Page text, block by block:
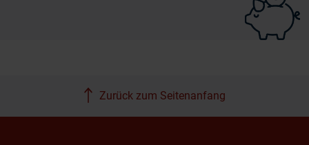
Zurück zum Seitenanfang